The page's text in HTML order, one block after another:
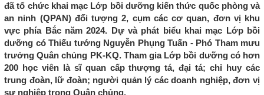
đã tổ chức khai mạc Lớp bồi dưỡng kiến thức quốc phòng và
an ninh (QPAN) đối tượng 2, cụm các cơ quan, đơn vị khu
vực phía Bắc năm 2024. Dự và phát biểu khai mạc Lớp bồi
dưỡng có Thiếu tướng Nguyễn Phụng Tuấn - Phó Tham mưu
trưởng Quân chủng PK-KQ. Tham gia Lớp bồi dưỡng có hơn
200 học viên là sĩ quan cấp thượng tá, đại tá; chỉ huy các
trung đoàn, lữ đoàn; người quản lý các doanh nghiệp, đơn vị
sự nghiệp trong Quân chủng.